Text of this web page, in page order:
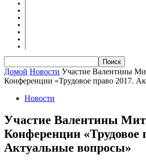
Домой Новости Участие Валентины
Конференции «Трудовое право 2017.
Новости
Участие Валентины
Конференции «Трудовое
Актуальные вопросы»